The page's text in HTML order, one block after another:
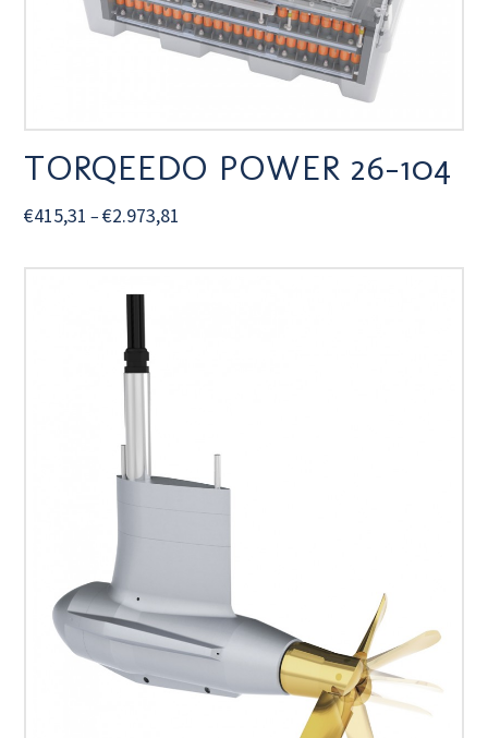
TORQEEDO POWER 26-104
€415,31 –€2.973,81